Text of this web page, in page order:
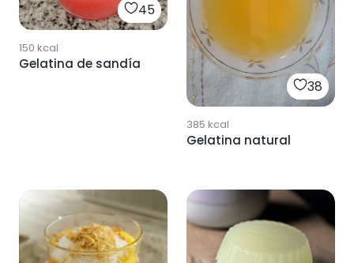
45
150 kcal
Gelatina de sandía
38
385 kcal
Gelatina natural